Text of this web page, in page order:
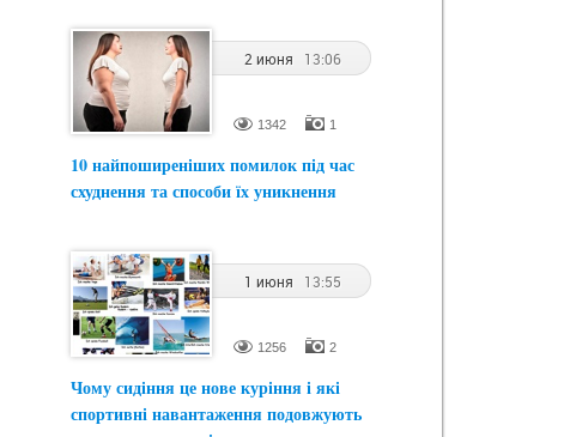
2 июня 13:06
1342 1
10 найпоширеніших помилок під час
схуднення та способи їх уникнення
1 июня 13:55
1256 2
Чому сидіння це нове куріння і які
спортивні навантаження подовжують